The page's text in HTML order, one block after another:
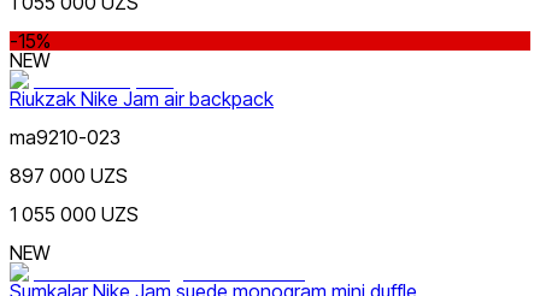
Oq
-15%
NEW
Riukzak Nike Jam air backpack
ma9210-023
897 000 UZS
1 055 000 UZS
NEW
Sumkalar Nike Jam suede monogram mini duffle